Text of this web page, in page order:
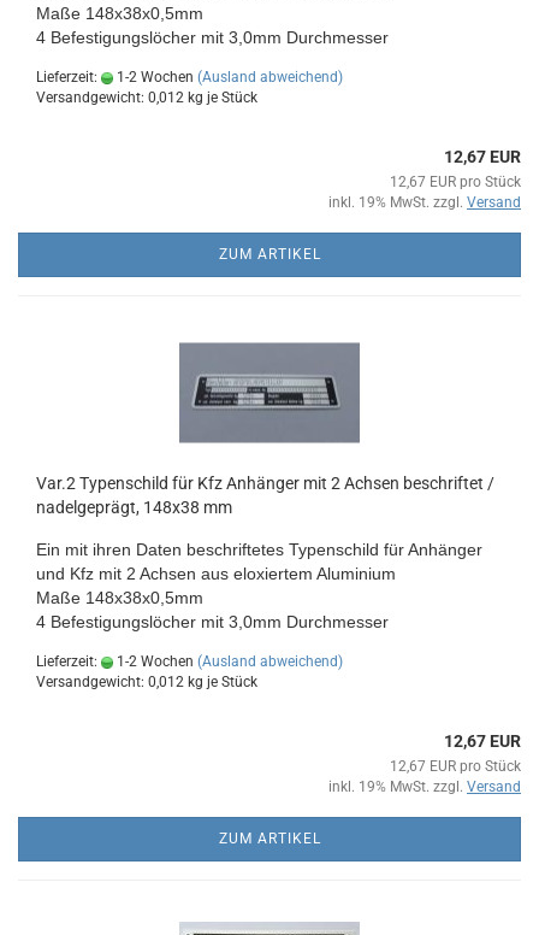
Maße 148x38x0,5mm
4 Befestigungslöcher mit 3,0mm Durchmesser
Lieferzeit: 1-2 Wochen (Ausland abweichend)
Versandgewicht: 0,012 kg je Stück
12,67 EUR
12,67 EUR pro Stück
inkl. 19% MwSt. zzgl. Versand
ZUM ARTIKEL
Var.2 Typenschild für Kfz Anhänger mit 2 Achsen beschriftet /
nadelgeprägt, 148x38 mm
Ein mit ihren Daten beschriftetes Typenschild für Anhänger
und Kfz mit 2 Achsen aus eloxiertem Aluminium
Maße 148x38x0,5mm
4 Befestigungslöcher mit 3,0mm Durchmesser
Lieferzeit: 1-2 Wochen (Ausland abweichend)
Versandgewicht: 0,012 kg je Stück
12,67 EUR
12,67 EUR pro Stück
inkl. 19% MwSt. zzgl. Versand
ZUM ARTIKEL